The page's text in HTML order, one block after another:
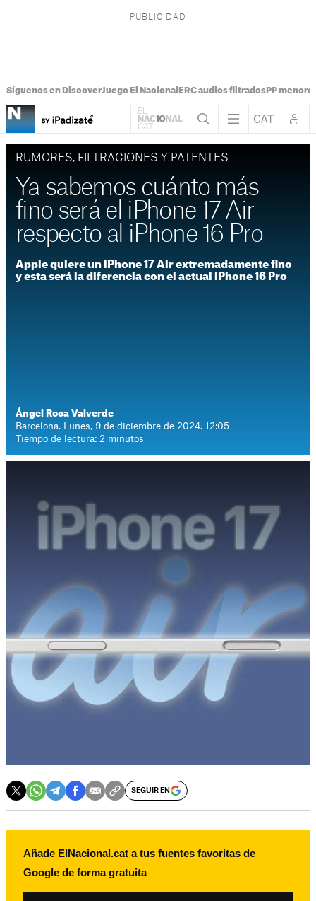
Síguenos en DiscoverJuego El Nacional ERC audios filtradosPP
RUMORES, FILTRACIONES Y PATENTES
Ya sabemos cuánto más
fino será el iPhone 17 Air
respecto al iPhone 16 Pro
Apple quiere un iPhone 17 Air extremadamente fino
y esta será la diferencia con el actual iPhone 16 Pro
Ángel Roca Valverde
Barcelona. Lunes, 9 de diciembre de 2024. 12:05
Tiempo de lectura: 2 minutos
SEGUIR EN
Añade ElNacional.cat a tus fuentes favoritas de
Google de forma gratuita